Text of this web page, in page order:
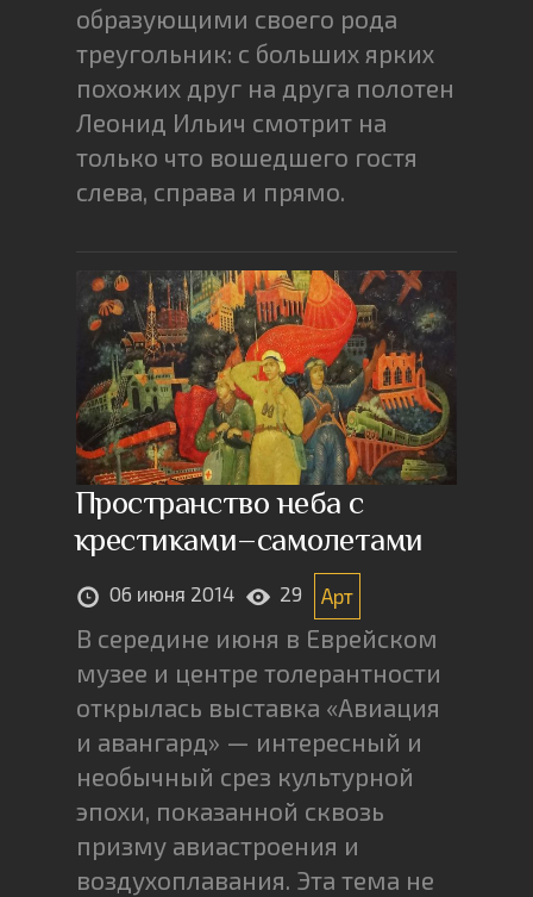
образующими своего рода
треугольник: с больших ярких
похожих друг на друга полотен
Леонид Ильич смотрит на
только что вошедшего гостя
слева, справа и прямо.
Пространство неба с
крестиками–самолетами
06 июня 2014 29 Арт
В середине июня в Еврейском
музее и центре толерантности
открылась выставка «Авиация
и авангард» — интересный и
необычный срез культурной
эпохи, показанной сквозь
призму авиастроения и
воздухоплавания. Эта тема не